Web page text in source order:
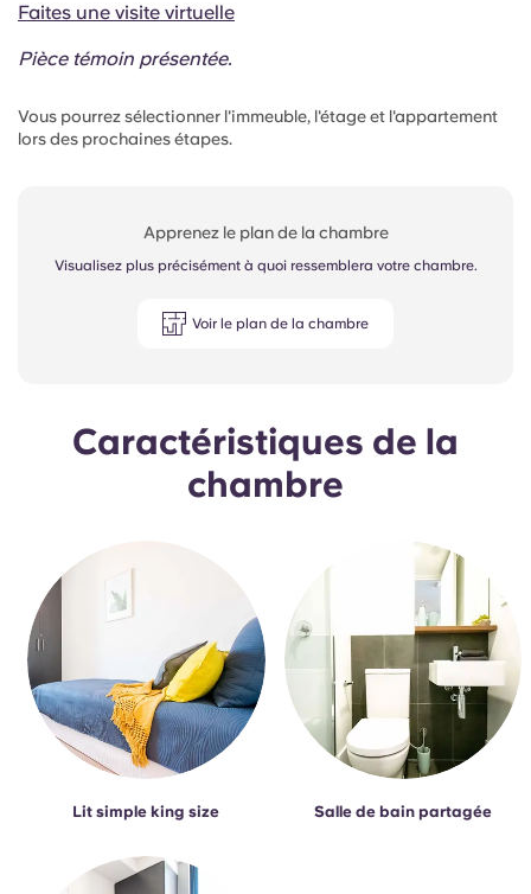
Faites une visite virtuelle
Pièce témoin présentée.
Vous pourrez sélectionner l'immeuble, l'étage et l'appartement
lors des prochaines étapes.
Apprenez le plan de la chambre
Visualisez plus précisément à quoi ressemblera votre chambre.
Voir le plan de la chambre
Caractéristiques de la
chambre
Lit simple king size Salle de bain partagée